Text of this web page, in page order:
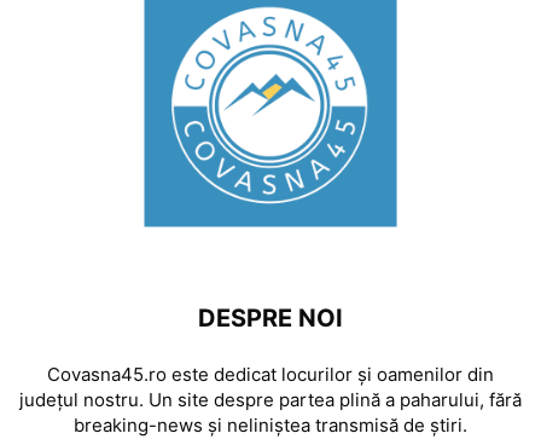
DESPRE NOI
Covasna45.ro este dedicat locurilor și oamenilor din
județul nostru. Un site despre partea plină a paharului, fără
breaking-news și neliniștea transmisă de știri.